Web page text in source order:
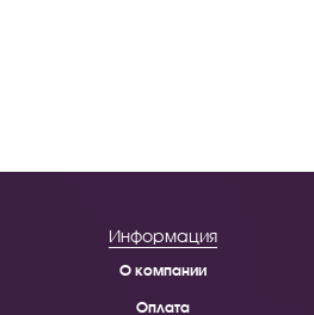
Информация
О компании
Оплата